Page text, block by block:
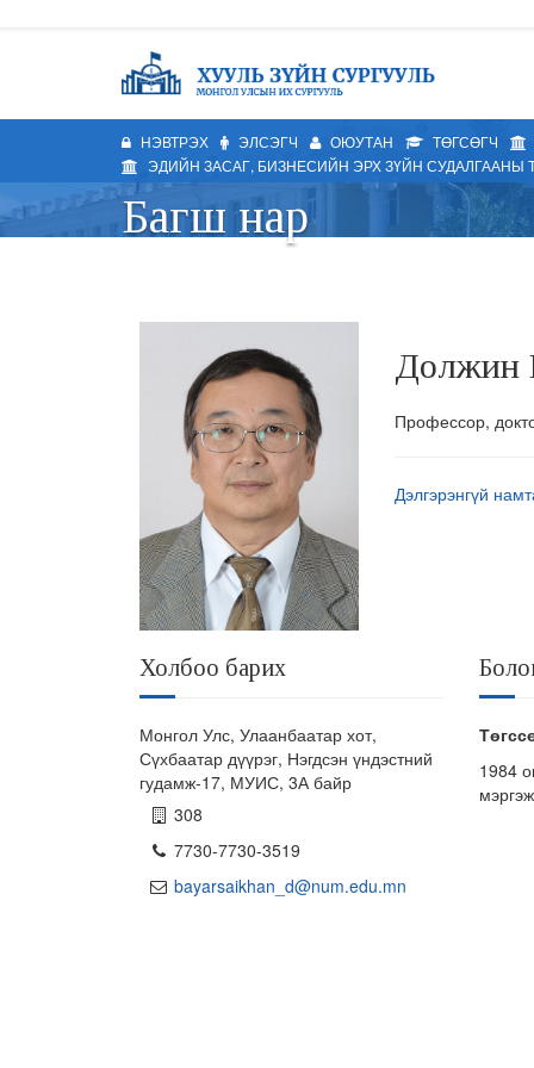
НЭВТРЭХ ЭЛСЭГЧ ОЮУТАН ТӨГСӨГЧ
ЭДИЙН ЗАСАГ, БИЗНЕСИЙН ЭРХ ЗҮЙН СУДАЛГААНЫ
Багш нар
Должин
Профессор,
Дэлгэрэнгүй
Холбоо барих
Монгол Улс, Улаанбаатар хот,
Сүхбаатар дүүрэг, Нэгдсэн үндэстний
гудамж-17, МУИС, 3А байр
308
7730-7730-3519
bayarsaikhan_d@num.edu.mn
1984